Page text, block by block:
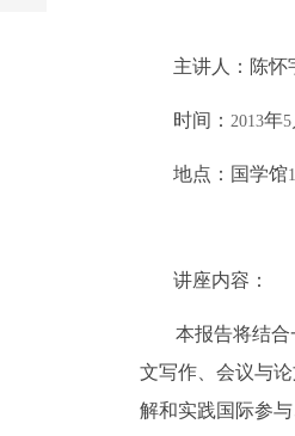
主讲人：陈怀
时间： 2013年5
地点：国学馆
讲座内容：
本报告将结
文写作、会议与
解和实践国际参